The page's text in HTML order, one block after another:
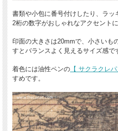
書類や小包に番号付けしたり、ラッ
2桁の数字がおしゃれなアクセントに
印面の大きさは20mmで、小さいも
すとバランスよく見えるサイズ感で
着色には油性ペンの 【 サクラクレ
すめです。